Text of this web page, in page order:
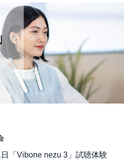
「Vibone nezu 3」試聴体験